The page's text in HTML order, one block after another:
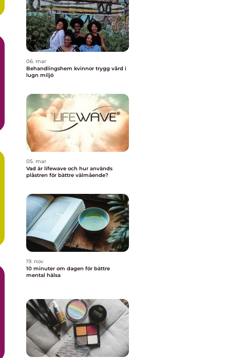
06. mar
Behandlingshem kvinnor trygg vård i
lugn miljö
05. mar
Vad är lifewave och hur används
plåstren för bättre välmående?
19. nov
10 minuter om dagen för bättre
mental hälsa